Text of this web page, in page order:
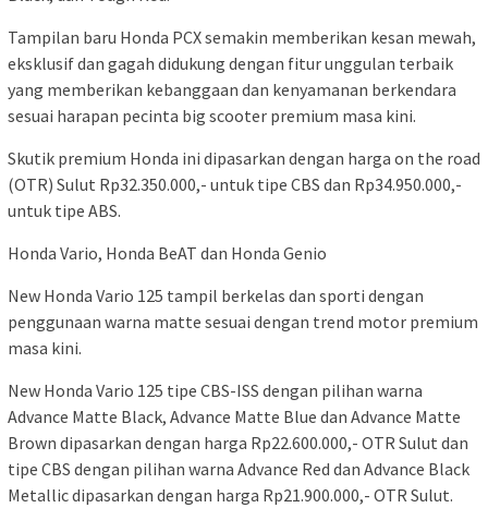
Tampilan baru Honda PCX semakin memberikan kesan mewah,
eksklusif dan gagah didukung dengan fitur unggulan terbaik
yang memberikan kebanggaan dan kenyamanan berkendara
sesuai harapan pecinta big scooter premium masa kini.
Skutik premium Honda ini dipasarkan dengan harga on the road
(OTR) Sulut Rp32.350.000,- untuk tipe CBS dan Rp34.950.000,-
untuk tipe ABS.
Honda Vario, Honda BeAT dan Honda Genio
New Honda Vario 125 tampil berkelas dan sporti dengan
penggunaan warna matte sesuai dengan trend motor premium
masa kini.
New Honda Vario 125 tipe CBS-ISS dengan pilihan warna
Advance Matte Black, Advance Matte Blue dan Advance Matte
Brown dipasarkan dengan harga Rp22.600.000,- OTR Sulut dan
tipe CBS dengan pilihan warna Advance Red dan Advance Black
Metallic dipasarkan dengan harga Rp21.900.000,- OTR Sulut.